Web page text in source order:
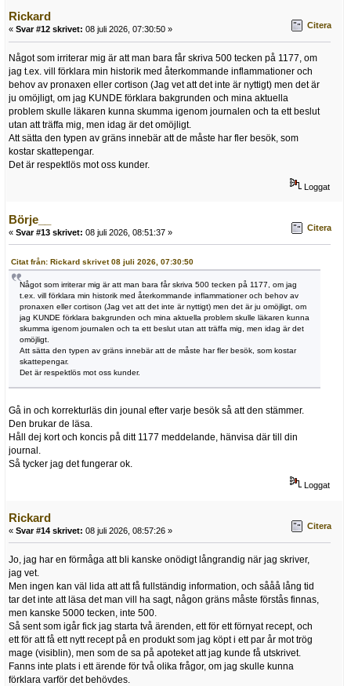
Rickard
« Svar #12 skrivet: 08 juli 2026, 07:30:50 » Citera
Något som irriterar mig är att man bara får skriva 500 tecken på 1177, om
jag t.ex. vill förklara min historik med återkommande inflammationer och
behov av pronaxen eller cortison (Jag vet att det inte är nyttigt) men det är
ju omöjligt, om jag KUNDE förklara bakgrunden och mina aktuella
problem skulle läkaren kunna skumma igenom journalen och ta ett beslut
utan att träffa mig, men idag är det omöjligt.
Att sätta den typen av gräns innebär att de måste har fler besök, som
kostar skattepengar.
Det är respektlös mot oss kunder.
Loggat
Börje__
« Svar #13 skrivet: 08 juli 2026, 08:51:37 » Citera
Citat från: Rickard skrivet 08 juli 2026, 07:30:50
Något som irriterar mig är att man bara får skriva 500 tecken på 1177, om jag
t.ex. vill förklara min historik med återkommande inflammationer och behov av
pronaxen eller cortison (Jag vet att det inte är nyttigt) men det är ju omöjligt, om
jag KUNDE förklara bakgrunden och mina aktuella problem skulle läkaren kunna
skumma igenom journalen och ta ett beslut utan att träffa mig, men idag är det
omöjligt.
Att sätta den typen av gräns innebär att de måste har fler besök, som kostar
skattepengar.
Det är respektlös mot oss kunder.
Gå in och korrekturläs din jounal efter varje besök så att den stämmer.
Den brukar de läsa.
Håll dej kort och koncis på ditt 1177 meddelande, hänvisa där till din
journal.
Så tycker jag det fungerar ok.
Loggat
Rickard
« Svar #14 skrivet: 08 juli 2026, 08:57:26 » Citera
Jo, jag har en förmåga att bli kanske onödigt långrandig när jag skriver,
jag vet.
Men ingen kan väl lida att att få fullständig information, och sååå lång tid
tar det inte att läsa det man vill ha sagt, någon gräns måste förstås finnas,
men kanske 5000 tecken, inte 500.
Så sent som igår fick jag starta två ärenden, ett för ett förnyat recept, och
ett för att få ett nytt recept på en produkt som jag köpt i ett par år mot trög
mage (visiblin), men som de sa på apoteket att jag kunde få utskrivet.
Fanns inte plats i ett ärende för två olika frågor, om jag skulle kunna
förklara varför det behövdes.